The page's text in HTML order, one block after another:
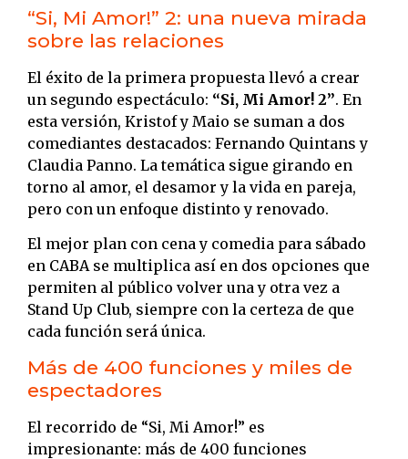
“Si, Mi Amor!” 2: una nueva mirada
sobre las relaciones
El éxito de la primera propuesta llevó a crear
un segundo espectáculo: “Si, Mi Amor! 2”. En
esta versión, Kristof y Maio se suman a dos
comediantes destacados: Fernando Quintans y
Claudia Panno. La temática sigue girando en
torno al amor, el desamor y la vida en pareja,
pero con un enfoque distinto y renovado.
El mejor plan con cena y comedia para sábado
en CABA se multiplica así en dos opciones que
permiten al público volver una y otra vez a
Stand Up Club, siempre con la certeza de que
cada función será única.
Más de 400 funciones y miles de
espectadores
El recorrido de “Si, Mi Amor!” es
impresionante: más de 400 funciones